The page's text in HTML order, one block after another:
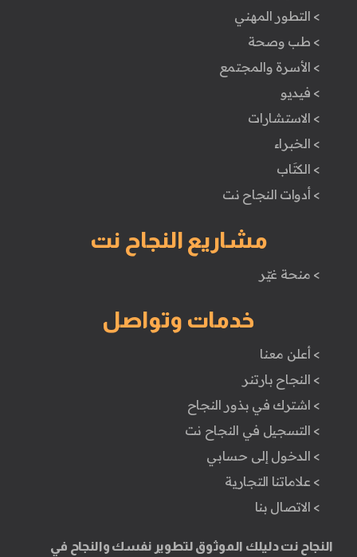
> التطور المهني
> طب وصحة
> الأسرة والمجتمع
> فيديو
> الاستشارات
> الخبراء
> الكتَاب
> أدوات النجاح نت
مشاريع النجاح نت
> منحة غيّر
خدمات وتواصل
> أعلن معنا
> النجاح بارتنر
> اشترك في بذور النجاح
> التسجيل في النجاح نت
> الدخول إلى حسابي
> علاماتنا التجارية
> الاتصال بنا
النجاح نت دليلك الموثوق لتطوير نفسك والنجاح في